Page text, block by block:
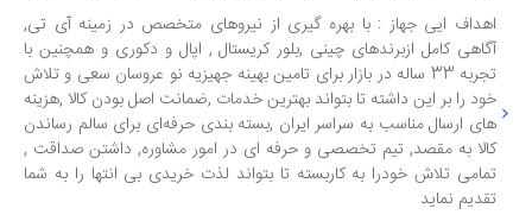
اهداف ایی جهاز : با بهره گیری از نیروهای متخصص در زمینه آی تی,
آگاهی کامل ازبرندهای چینی ,بلور کریستال , اپال و دکوری و همچنین با
تجربه 33 ساله در بازار برای تامین بهینه جهیزیه نو عروسان سعی و تلاش
خود را بر این داشته تا بتواند بهترین خدمات ,ضمانت اصل بودن کالا ,هزینه
های ارسال مناسب به سراسر ایران ,بسته بندی حرفه‌ای برای سالم رساندن
کالا به مقصد, تیم تخصصی و حرفه ای در امور مشاوره, داشتن صداقت ,
تمامی تلاش خودرا به کاربسته تا بتواند لذت خریدی بی انتها را به شما
تقدیم نماید